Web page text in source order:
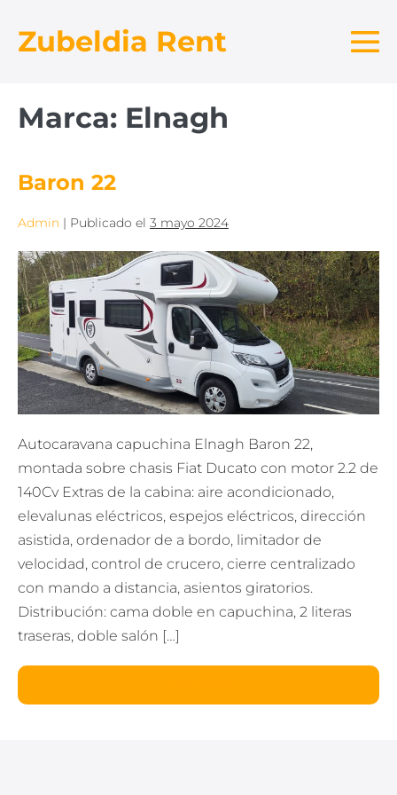
Zubeldia Rent
Marca: Elnagh
Baron 22
Admin | Publicado el 3 mayo 2024
Baron
22
Autocaravana capuchina Elnagh Baron 22,
montada sobre chasis Fiat Ducato con motor 2.2 de
140Cv Extras de la cabina: aire acondicionado,
elevalunas eléctricos, espejos eléctricos, dirección
asistida, ordenador de a bordo, limitador de
velocidad, control de crucero, cierre centralizado
con mando a distancia, asientos giratorios.
Distribución: cama doble en capuchina, 2 literas
traseras, doble salón […]
22